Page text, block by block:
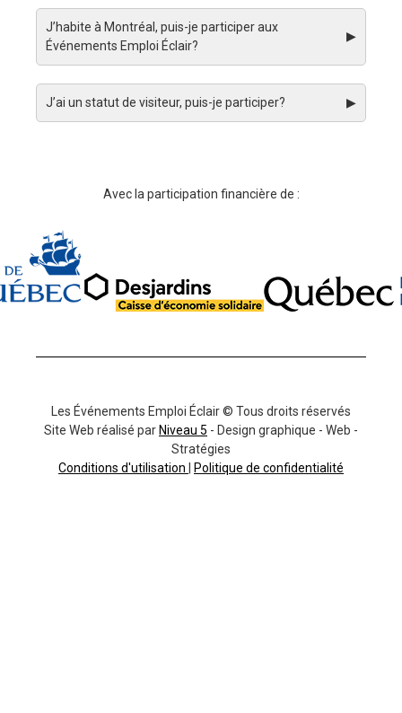
J’habite à Montréal, puis-je participer aux
Événements Emploi Éclair?
▶
J’ai un statut de visiteur, puis-je participer? ▶
Avec la participation financière de :
Les Événements Emploi Éclair © Tous droits réservés
Site Web réalisé parNiveau 5 - Design graphique - Web -
Stratégies
Conditions d'utilisation | Politique de confidentialité